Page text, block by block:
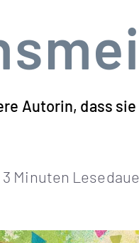
Autorin, dass
3 Minuten